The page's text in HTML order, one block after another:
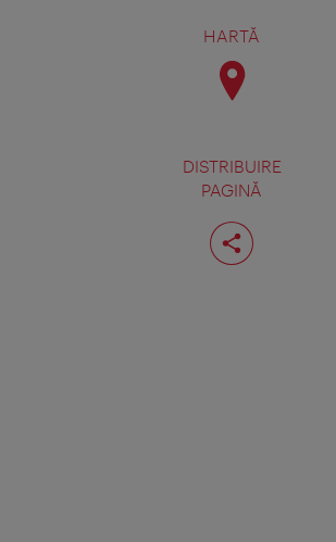
HARTĂ
DISTRIBUIRE
PAGINĂ
Distribuiţi
pagina